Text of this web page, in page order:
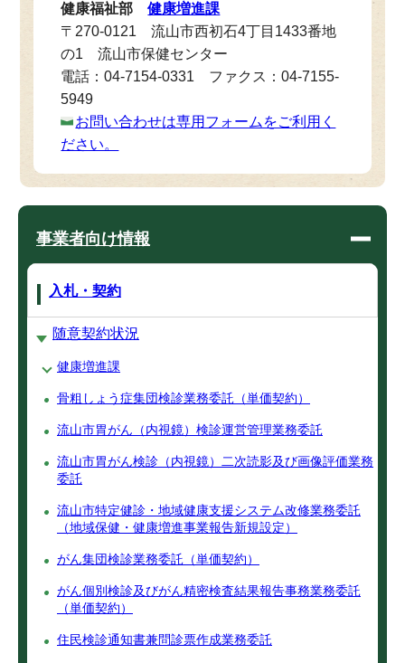
健康福祉部健康増進課
〒270-0121 流山市西初石4丁目1433番地
の1 流山市保健センター
電話：04-7154-0331 ファクス：04-7155-
5949
お問い合わせは専用フォームをご利用く
ださい。
事業者向け情報
入札・契約
随意契約状況
健康増進課
骨粗しょう症集団検診業務委託（単価契約）
流山市胃がん（内視鏡）検診運営管理業務委託
流山市胃がん検診（内視鏡）二次読影及び画像評価業務
委託
流山市特定健診・地域健康支援システム改修業務委託
（地域保健・健康増進事業報告新規設定）
がん集団検診業務委託（単価契約）
がん個別検診及びがん精密検査結果報告事務業務委託
（単価契約）
住民検診通知書兼問診票作成業務委託